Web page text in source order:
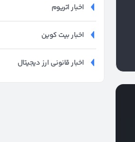
اخبار اتریوم
اخبار بیت کوین
اخبار قانونی ارز دیجیتال